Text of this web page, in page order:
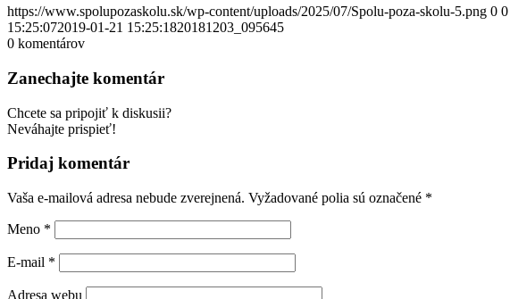
https://www.spolupozaskolu.sk/wp-content/uploads/2025/07/Spolu-poza-skolu-5.png 0 0
15:25:072019-01-21 15:25:1820181203_095645
0 komentárov
Zanechajte komentár
Chcete sa pripojiť k diskusii?
Neváhajte prispieť!
Pridaj komentár
Vaša e-mailová adresa nebude zverejnená. Vyžadované polia sú označené *
Meno *
E-mail *
Adresa webu